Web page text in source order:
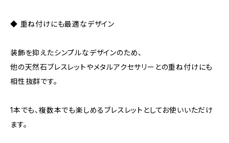
◆ 重ね付けにも最適なデザイン
装飾を抑えたシンプルなデザインのため、
他の天然石ブレスレットやメタルアクセサリーとの重ね付けにも
相性抜群です。
1本でも、複数本でも楽しめるブレスレットとしてお使いいただけ
ます。